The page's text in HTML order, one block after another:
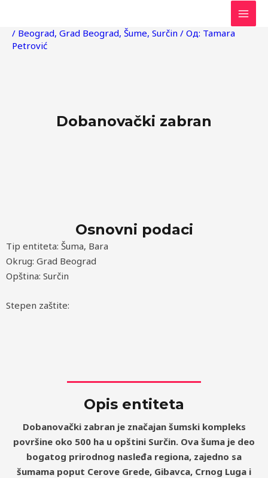
садржај
/ Beograd, Grad Beograd, Šume, Surčin / Од: Tamara
Petrović
Dobanovački zabran
Osnovni podaci
Tip entiteta: Šuma, Bara
Okrug: Grad Beograd
Opština: Surčin
Stepen zaštite:
Opis entiteta
Dobanovački zabran je značajan šumski kompleks
površine oko 500 ha u opštini Surčin. Ova šuma je deo
bogatog prirodnog nasleđa regiona, zajedno sa
šumama poput Cerove Grede, Gibavca, Crnog Luga i